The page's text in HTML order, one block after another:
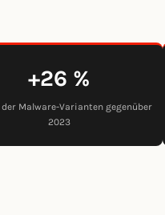
+26 %
Malware-Varianten gegenüber
2023